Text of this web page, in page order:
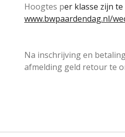
Hoogtes per klasse zijn
www.bwpaardendag.nl/
Na inschrijving en
afmelding geld retour te